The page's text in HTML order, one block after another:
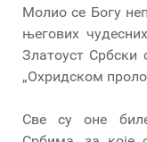
Молио се Богу
његових
Златоуст Србски
„Охридском
Све су оне